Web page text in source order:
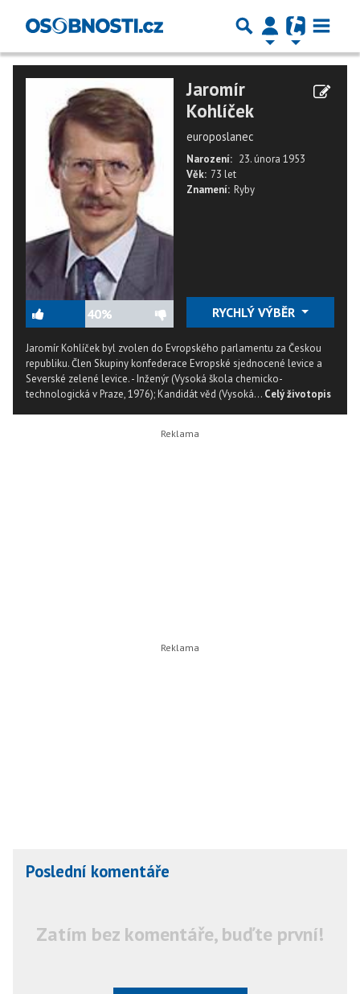
40%
Jaromír
Kohlíček
europoslanec
Narození: 23. února 1953
Věk: 73 let
Znamení: Ryby
RYCHLÝ VÝBĚR
Jaromír Kohlíček byl zvolen do Evropského parlamentu za Českou
republiku. Člen Skupiny konfederace Evropské sjednocené levice a
Severské zelené levice. - Inženýr (Vysoká škola chemicko-
technologická v Praze, 1976); Kandidát věd (Vysoká... Celý životopis
Poslední komentáře
Zatím bez komentáře, buďte první!